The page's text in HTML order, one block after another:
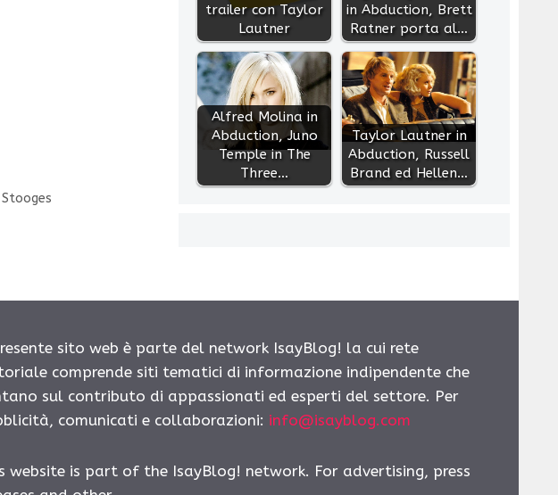
trailer con Taylor
Lautner
in Abduction, Brett
Ratner porta al…
Alfred Molina in
Abduction, Juno
Temple in The
Three…
Taylor Lautner in
Abduction, Russell
Brand ed Hellen…
sito web è parte del network IsayBlog! la cui rete
comprende siti tematici di informazione indipendente che
sul contributo di appassionati ed esperti del settore. Per
comunicati e collaborazioni: info@isayblog.com
website is part of the IsayBlog! network. For advertising, press